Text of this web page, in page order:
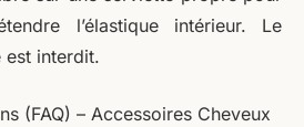
l’élastique intérieur. Le
est interdit.
(FAQ) – Accessoires Cheveux